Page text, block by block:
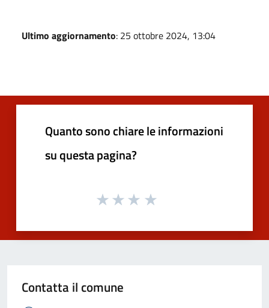
Ultimo aggiornamento: 25 ottobre 2024, 13:04
Quanto sono chiare le informazioni
su questa pagina?
Contatta il comune